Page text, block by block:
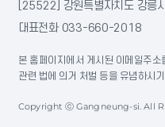
[25522] 강원특별자치도 강릉
대표전화 033-660-2018
본 홈페이지에서 게시된 이메일주소
관련 법에 의거 처벌 등을 유념하시
Copyright ⓒ Gangneung-si. All